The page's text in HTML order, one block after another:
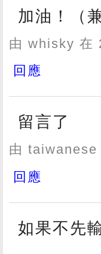
加油！（
由 whisky 在
回應
留言了
由
回應
如果不先